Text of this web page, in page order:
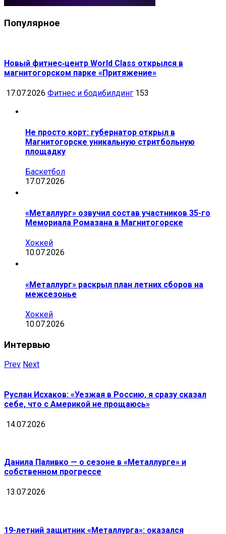
Популярное
Новый фитнес‑центр World Class открылся в
магнитогорском парке «Притяжение»
17.07.2026 Фитнес и бодибилдинг 153
Не просто корт: губернатор открыл в
Магнитогорске уникальную стритбольную
площадку
Баскетбол
17.07.2026
«Металлург» озвучил состав участников 35-го
Мемориала Ромазана в Магнитогорске
Хоккей
10.07.2026
«Металлург» раскрыл план летних сборов на
межсезонье
Хоккей
10.07.2026
Интервью
Prev Next
Руслан Исхаков: «Уезжая в Россию, я сразу сказал
себе, что с Америкой не прощаюсь»
14.07.2026
Данила Паливко — о сезоне в «Металлурге» и
собственном прогрессе
13.07.2026
19-летний защитник «Металлурга»: оказался